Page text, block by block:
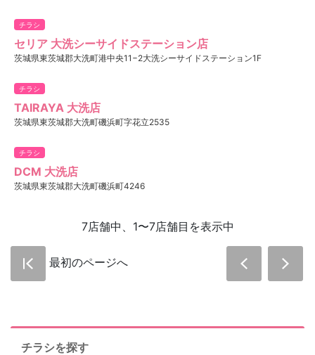
チラシ
セリア 大洗シーサイドステーション店
茨城県東茨城郡大洗町港中央11−2大洗シーサイドステーション1F
チラシ
TAIRAYA 大洗店
茨城県東茨城郡大洗町磯浜町字花立2535
チラシ
DCM 大洗店
茨城県東茨城郡大洗町磯浜町4246
7店舗中、1〜7店舗目を表示中
最初のページへ
チラシを探す